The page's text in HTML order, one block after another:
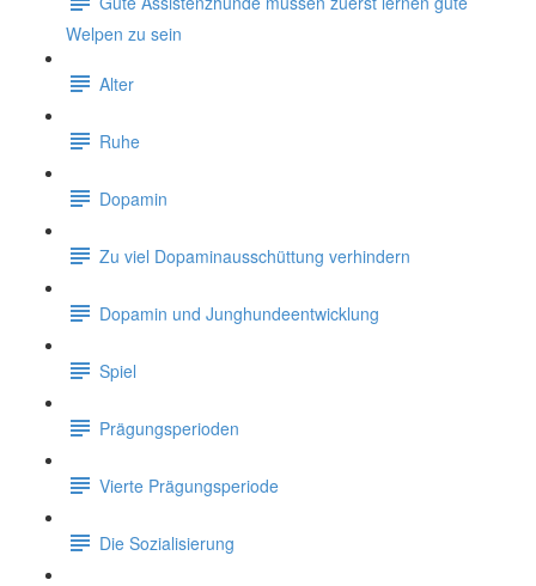
Welpen zu sein
Alter
Ruhe
Dopamin
Zu viel Dopaminausschüttung verhindern
Dopamin und Junghundeentwicklung
Spiel
Prägungsperioden
Vierte Prägungsperiode
Die Sozialisierung